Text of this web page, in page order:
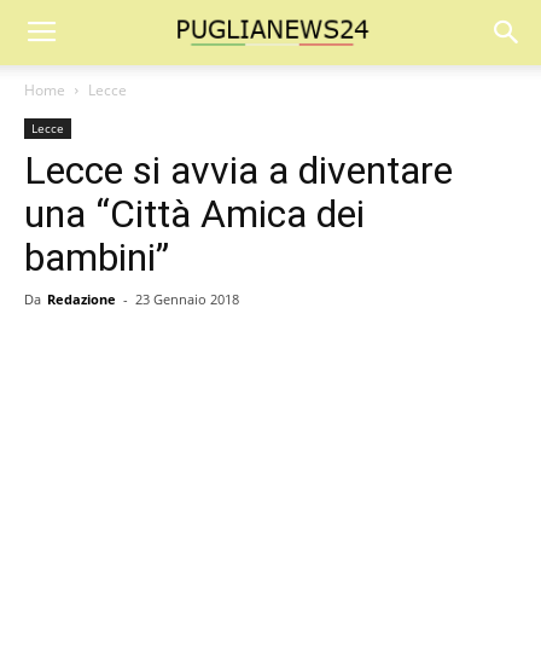
Home Lecce
Lecce
Lecce si avvia a diventare
una “Città Amica dei
bambini”
Da Redazione - 23 Gennaio 2018